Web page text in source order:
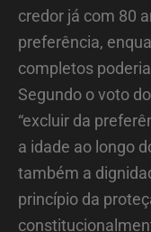
credor já com 80
preferência,
completos
Segundo o voto
“excluir da
a idade ao longo
também a
princípio da